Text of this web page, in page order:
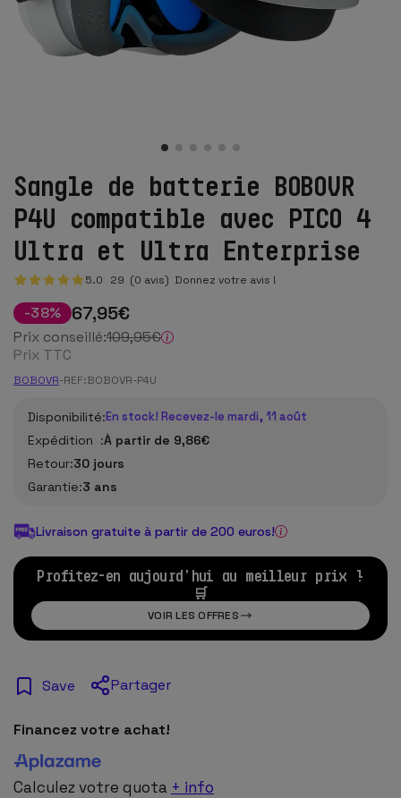
Sangle de batterie BOBOVR
P4U compatible avec PICO 4
Ultra et Ultra Enterprise
5.0 29 (0 avis) Donnez votre avis !
-38% 67,95€
Prix conseillé:109,95€
Prix TTC
BOBOVR-REF:BOBOVR-P4U
Disponibilité:En stock! Recevez-le mardi, 11 août
Expédition :À partir de 9,86€
Retour:30 jours
Garantie:3 ans
Livraison gratuite à partir de 200 euros!
Profitez-en aujourd'hui au meilleur prix !
🛒
VOIR LES OFFRES
Save Partager
Financez votre achat!
Calculez votre quota + info